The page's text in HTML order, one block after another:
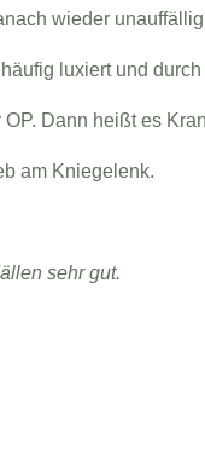
wieder
luxiert und
Dann heißt es
am Kniegelenk.
sehr gut.